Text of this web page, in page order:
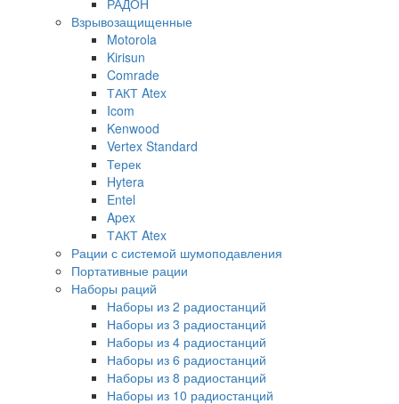
Взрывозащищенные
Motorola
Kirisun
Comrade
ТАКТ Atex
Icom
Kenwood
Vertex Standard
Терек
Hytera
Entel
Apex
ТАКТ Atex
Рации с системой шумоподавления
Портативные рации
Наборы раций
Наборы из 2 радиостанций
Наборы из 3 радиостанций
Наборы из 4 радиостанций
Наборы из 6 радиостанций
Наборы из 8 радиостанций
Наборы из 10 радиостанций